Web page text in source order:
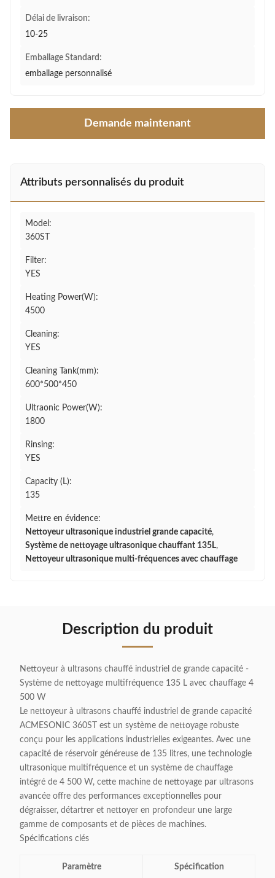
Délai de livraison:
10-25
Emballage Standard:
emballage personnalisé
Demande maintenant
Attributs personnalisés du produit
Model:
360ST
Filter:
YES
Heating Power(W):
4500
Cleaning:
YES
Cleaning Tank(mm):
600*500*450
Ultraonic Power(W):
1800
Rinsing:
YES
Capacity (L):
135
Mettre en évidence:
Nettoyeur ultrasonique industriel grande capacité,
Système de nettoyage ultrasonique chauffant 135L,
Nettoyeur ultrasonique multi-fréquences avec chauffage
Description du produit
Nettoyeur à ultrasons chauffé industriel de grande capacité -
Système de nettoyage multifréquence 135 L avec chauffage 4
500 W
Le nettoyeur à ultrasons chauffé industriel de grande capacité
ACMESONIC 360ST est un système de nettoyage robuste
conçu pour les applications industrielles exigeantes. Avec une
capacité de réservoir généreuse de 135 litres, une technologie
ultrasonique multifréquence et un système de chauffage
intégré de 4 500 W, cette machine de nettoyage par ultrasons
avancée offre des performances exceptionnelles pour
dégraisser, détartrer et nettoyer en profondeur une large
gamme de composants et de pièces de machines.
Spécifications clés
Paramètre Spécification